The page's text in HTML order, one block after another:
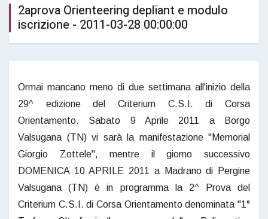
2aprova Orienteering depliant e modulo
iscrizione - 2011-03-28 00:00:00
Ormai mancano meno di due settimana all'inizio della
29^ edizione del Criterium C.S.I. di Corsa
Orientamento. Sabato 9 Aprile 2011 a Borgo
Valsugana (TN) vi sarà la manifestazione "Memorial
Giorgio Zottele", mentre il giorno successivo
DOMENICA 10 APRILE 2011 a Madrano di Pergine
Valsugana (TN) è in programma la 2^ Prova del
Criterium C.S.I. di Corsa Orientamento denominata "1°